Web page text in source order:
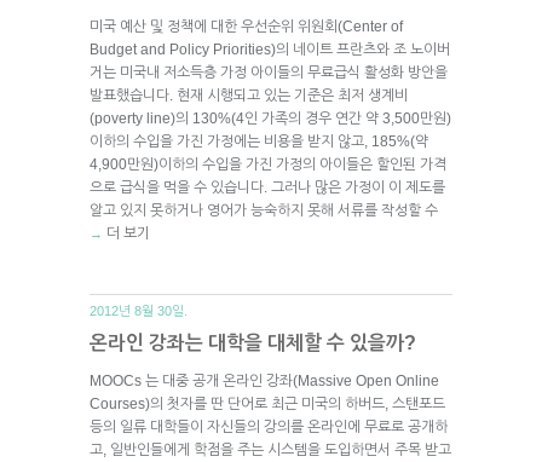
미국 예산 및 정책에 대한 우선순위 위원회(Center of
Budget and Policy Priorities)의 네이트 프란츠와 조 노이버
거는 미국내 저소득층 가정 아이들의 무료급식 활성화 방안을
발표했습니다. 현재 시행되고 있는 기준은 최저 생계비
(poverty line)의 130%(4인 가족의 경우 연간 약 3,500만원)
이하의 수입을 가진 가정에는 비용을 받지 않고, 185%(약
4,900만원)이하의 수입을 가진 가정의 아이들은 할인된 가격
으로 급식을 먹을 수 있습니다. 그러나 많은 가정이 이 제도를
알고 있지 못하거나 영어가 능숙하지 못해 서류를 작성할 수
→ 더 보기
2012년 8월 30일.
온라인 강좌는 대학을 대체할 수 있을까?
MOOCs 는 대중 공개 온라인 강좌(Massive Open Online
Courses)의 첫자를 딴 단어로 최근 미국의 하버드, 스탠포드
등의 일류 대학들이 자신들의 강의를 온라인에 무료로 공개하
고, 일반인들에게 학점을 주는 시스템을 도입하면서 주목 받고